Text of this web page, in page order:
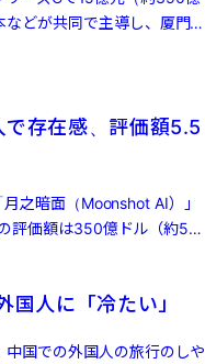
どが共同で主導し、厦門国
存在感、評価額5.5
之暗面（Moonshot AI）」
評価額は350億ドル（約5兆
人に「冷たい」
国での外国人の旅行のしや